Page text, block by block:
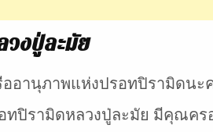
งปู่ละมัย
อานุภาพแห่งปรอทปิรามิดนะ
ทปิรามิดหลวงปู่ละมัย มีคุณค